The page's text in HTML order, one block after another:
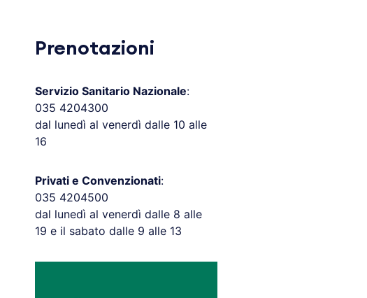
Prenotazioni
Servizio Sanitario Nazionale:
035 4204300
dal lunedì al venerdì dalle 10 alle
16
Privati e Convenzionati:
035 4204500
dal lunedì al venerdì dalle 8 alle
19 e il sabato dalle 9 alle 13